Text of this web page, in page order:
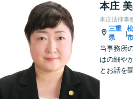
本庄
本庄法律事
三重
県
|
市
当事務所
はの細や
とお話を